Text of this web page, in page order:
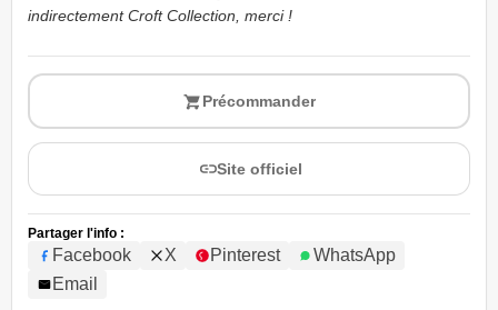
indirectement Croft Collection, merci !
Précommander
Site officiel
Partager l'info :
Facebook X Pinterest
WhatsApp
Email